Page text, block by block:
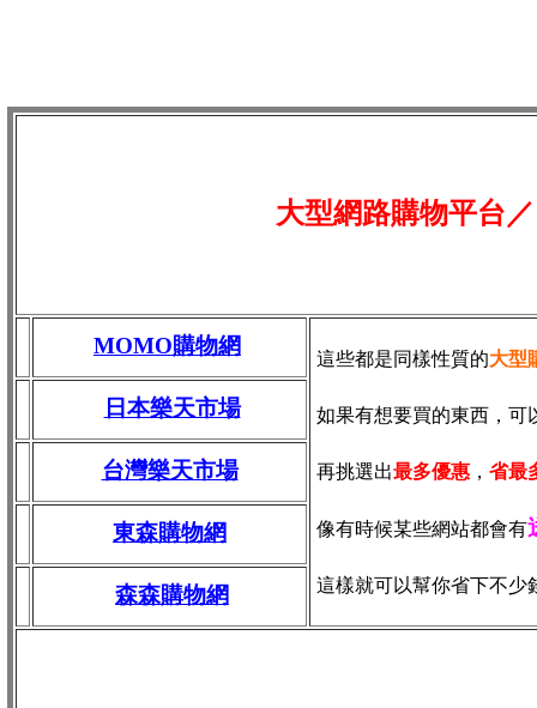
大型網路購物平台
MOMO購物網
這些都是同樣性質的大型
如果有想要買的東西，可
再挑選出最多優惠 ， 省最
像有時候某些網站都會有
這樣就可以幫你省下不少
日本樂天市場
台灣樂天市場
東森購物網
森森購物網